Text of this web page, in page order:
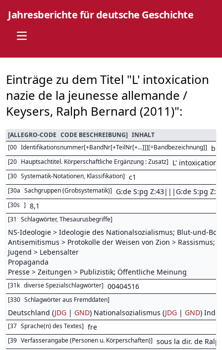
Jahresberichte für deutsche Geschichte
Open main menu
Einträge zu dem Titel "L' intoxication
nazie de la jeunesse allemande /
Keysers, Ralph Bernard (2011)":
[ALLEGRO-CODE CODE BESCHREIBUNG] INHALT
[00 Identifikationsnummer[+BandNr[+TeilNr[+...]]][=Bandbezeichnung]]
[20 Hauptsachtitel. Körperschaftliche Ergänzung : Zusatz] L' intoxication
[30 Systematik-Notationen, Klassifikation] c1
[30a Sachgruppen (Grobsystematik)] G:de S:pg Z:43|||G:de S:pg
[30s ] 8,1
[31 Schlagwörter, Thesaurusbegriffe]
NS-Ideologie > Ideologie des Nationalsozialismus; Blut-und-
Antisemitismus > Protokolle der Weisen von Zion > Rassismus;
Jugend > Lebensalter
Propaganda
Presse > Zeitungen > Publizistik; Öffentliche Meinung
[31k diverse Spezialschlagwörter] 00404516
[330 Schlagwörter aus Fremddaten]
Deutschland (JDG | GND) Nationalsozialismus (JDG | GND)
[37 Sprache(n) des Textes] fre
[39 Verfasserangabe (Personen u. Körperschaften)] sous la dir. de